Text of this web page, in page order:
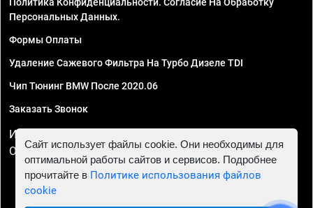
Персональных Данных.
Формы Оплаты
Удаление Сажевого Фильтра На Турбо Дизеле TDI
Чип Тюнинг BMW После 2020.06
Заказать Звонок
ИП Смирнов Георгий Павлович. ИНН 781302555843,
ОГРНИП 324470400032610
Сайт использует файлы cookie. Они необходимы для
оптимальной работы сайтов и сервисов. Подробнее
прочитайте в Политике использования файлов
cookie